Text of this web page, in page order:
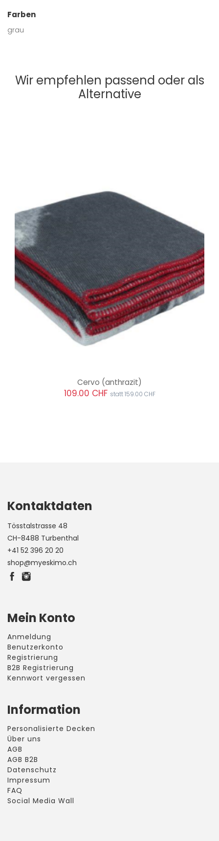
Farben
grau
Wir empfehlen passend oder als
Alternative
Cervo (anthrazit)
109.00 CHF statt 159.00 CHF
Kontaktdaten
Tösstalstrasse 48
CH-8488 Turbenthal
+41 52 396 20 20
shop@myeskimo.ch
Mein Konto
Anmeldung
Benutzerkonto
Registrierung
B2B Registrierung
Kennwort vergessen
Information
Personalisierte Decken
Über uns
AGB
AGB B2B
Datenschutz
Impressum
FAQ
Social Media Wall